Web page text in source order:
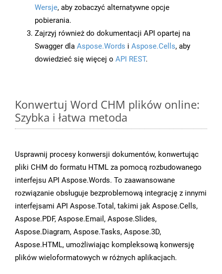
Wersje, aby zobaczyć alternatywne opcje
pobierania.
Zajrzyj również do dokumentacji API opartej na
Swagger dla Aspose.Words i Aspose.Cells, aby
dowiedzieć się więcej o API REST.
Konwertuj Word CHM plików online:
Szybka i łatwa metoda
Usprawnij procesy konwersji dokumentów, konwertując
pliki CHM do formatu HTML za pomocą rozbudowanego
interfejsu API Aspose.Words. To zaawansowane
rozwiązanie obsługuje bezproblemową integrację z innymi
interfejsami API Aspose.Total, takimi jak Aspose.Cells,
Aspose.PDF, Aspose.Email, Aspose.Slides,
Aspose.Diagram, Aspose.Tasks, Aspose.3D,
Aspose.HTML, umożliwiając kompleksową konwersję
plików wieloformatowych w różnych aplikacjach.